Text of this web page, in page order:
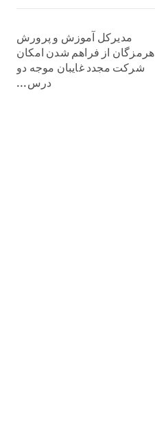
مدیرکل آموزش و پرورش
هرمزگان از فراهم شدن امکان
شرکت مجدد غایبان موجه دو
درس...